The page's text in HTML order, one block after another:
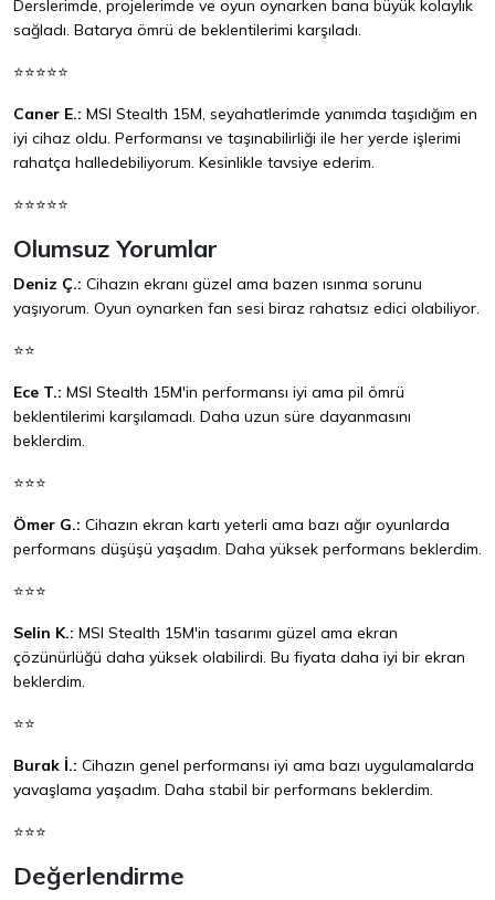
Derslerimde, projelerimde ve oyun oynarken bana büyük kolaylık
sağladı. Batarya ömrü de beklentilerimi karşıladı.
⭐⭐⭐⭐⭐
Caner E.: MSI Stealth 15M, seyahatlerimde yanımda taşıdığım en
iyi cihaz oldu. Performansı ve taşınabilirliği ile her yerde işlerimi
rahatça halledebiliyorum. Kesinlikle tavsiye ederim.
⭐⭐⭐⭐⭐
Olumsuz Yorumlar
Deniz Ç.: Cihazın ekranı güzel ama bazen ısınma sorunu
yaşıyorum. Oyun oynarken fan sesi biraz rahatsız edici olabiliyor.
⭐⭐
Ece T.: MSI Stealth 15M'in performansı iyi ama pil ömrü
beklentilerimi karşılamadı. Daha uzun süre dayanmasını
beklerdim.
⭐⭐⭐
Ömer G.: Cihazın ekran kartı yeterli ama bazı ağır oyunlarda
performans düşüşü yaşadım. Daha yüksek performans beklerdim.
⭐⭐⭐
Selin K.: MSI Stealth 15M'in tasarımı güzel ama ekran
çözünürlüğü daha yüksek olabilirdi. Bu fiyata daha iyi bir ekran
beklerdim.
⭐⭐
Burak İ.: Cihazın genel performansı iyi ama bazı uygulamalarda
yavaşlama yaşadım. Daha stabil bir performans beklerdim.
⭐⭐⭐
Değerlendirme